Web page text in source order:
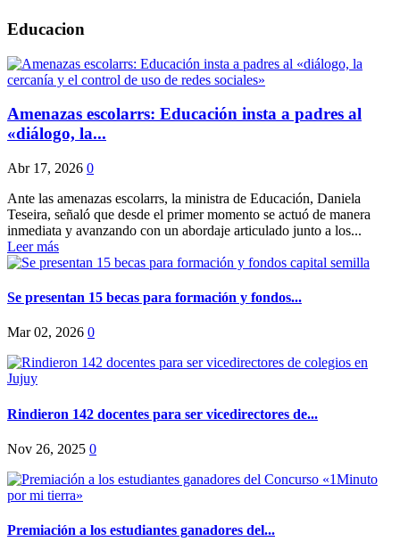
Educacion
Amenazas escolarrs: Educación insta a padres al
«diálogo, la...
Abr 17, 2026 0
Ante las amenazas escolarrs, la ministra de Educación, Daniela
Teseira, señaló que desde el primer momento se actuó de manera
inmediata y avanzando con un abordaje articulado junto a los...
Leer más
Se presentan 15 becas para formación y fondos...
Mar 02, 2026 0
Rindieron 142 docentes para ser vicedirectores de...
Nov 26, 2025 0
Premiación a los estudiantes ganadores del...